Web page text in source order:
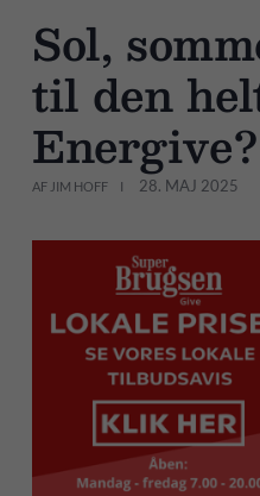
Sol,
til den
Energive?
AF JIM HOFF 28. MAJ 2025